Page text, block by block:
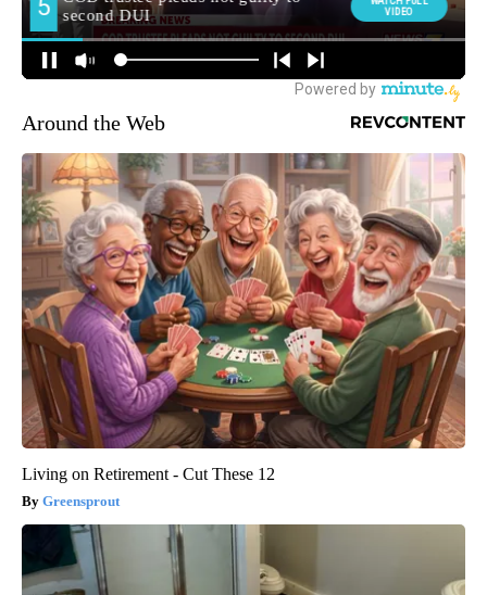
Around the Web
Living on Retirement - Cut These 12
Greensprout